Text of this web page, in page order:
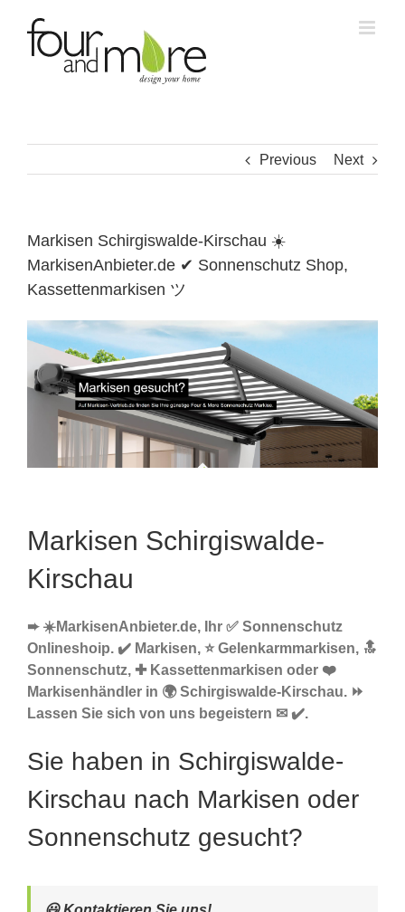
content
Previous Next
Markisen Schirgiswalde-Kirschau ☀️
MarkisenAnbieter.de ✔ Sonnenschutz Shop,
Kassettenmarkisen ツ
Markisen Schirgiswalde-
Kirschau
➨ ☀️MarkisenAnbieter.de, Ihr ✅ Sonnenschutz
Onlineshoip. ✔️ Markisen, ⭐ Gelenkarmmarkisen, 🔝
Sonnenschutz, ✚ Kassettenmarkisen oder ❤️
Markisenhändler in 🌍 Schirgiswalde-Kirschau. ⏩
Lassen Sie sich von uns begeistern ✉ ✔️.
Sie haben in Schirgiswalde-
Kirschau nach Markisen oder
Sonnenschutz gesucht?